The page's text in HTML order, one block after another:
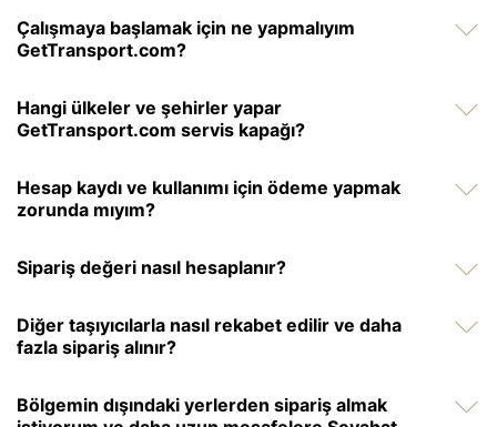
Çalışmaya başlamak için ne yapmalıyım
GetTransport.com?
Hangi ülkeler ve şehirler yapar
GetTransport.com servis kapağı?
Hesap kaydı ve kullanımı için ödeme yapmak
zorunda mıyım?
Sipariş değeri nasıl hesaplanır?
Diğer taşıyıcılarla nasıl rekabet edilir ve daha
fazla sipariş alınır?
Bölgemin dışındaki yerlerden sipariş almak